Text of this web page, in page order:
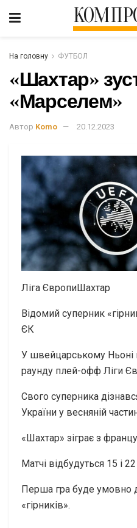
На головну ФУТБОЛ
«Шахтар»
«Марселем»
Автор Komo 20.12.2023
Ліга ЄвропиШахтар
Відомий суперник
ЄК
У швейцарському Ньоні
раунду плей-офф Ліги
Свого суперника
України у весняній
«Шахтар» зіграє з
Матчі відбудуться 15 і
Перша гра буде
«гірників».